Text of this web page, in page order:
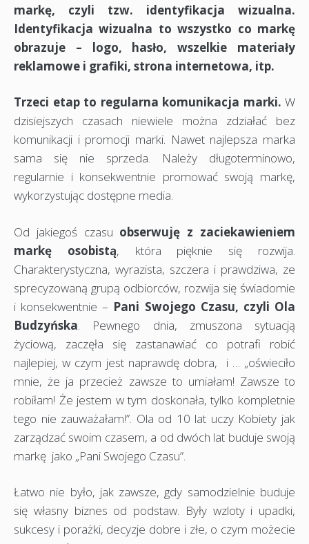
markę, czyli tzw. identyfikacja wizualna.
Identyfikacja wizualna to wszystko co markę
obrazuje – logo, hasło, wszelkie materiały
reklamowe i grafiki, strona internetowa, itp.
Trzeci etap to regularna komunikacja marki. W
dzisiejszych czasach niewiele można zdziałać bez
komunikacji i promocji marki. Nawet najlepsza marka
sama się nie sprzeda. Należy długoterminowo,
regularnie i konsekwentnie promować swoją markę,
wykorzystując dostępne media.
Od jakiegoś czasu obserwuję z zaciekawieniem
markę osobistą, która pięknie się rozwija.
Charakterystyczna, wyrazista, szczera i prawdziwa, ze
sprecyzowaną grupą odbiorców, rozwija się świadomie
i konsekwentnie – Pani Swojego Czasu, czyli Ola
Budzyńska . Pewnego dnia, zmuszona sytuacją
życiową, zaczęła się zastanawiać co potrafi robić
najlepiej, w czym jest naprawdę dobra, i … „oświeciło
mnie, że ja przecież zawsze to umiałam! Zawsze to
robiłam! Że jestem w tym doskonała, tylko kompletnie
tego nie zauważałam!”. Ola od 10 lat uczy Kobiety jak
zarządzać swoim czasem, a od dwóch lat buduje swoją
markę jako „Pani Swojego Czasu”.
Łatwo nie było, jak zawsze, gdy samodzielnie buduje
się własny biznes od podstaw. Były wzloty i upadki,
sukcesy i porażki, decyzje dobre i złe, o czym możecie